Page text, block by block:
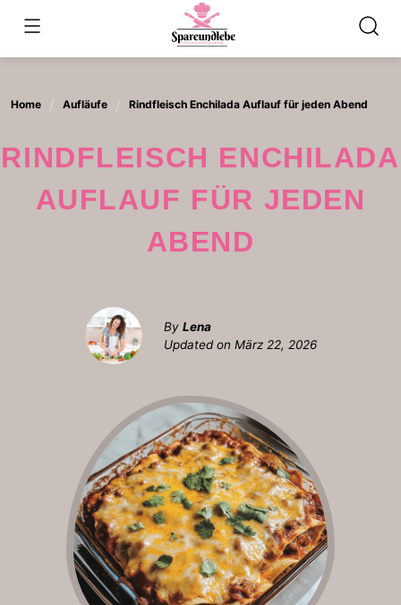
content
Home Aufläufe Rindfleisch Enchilada Auflauf für jeden Abend
RINDFLEISCH ENCHILADA
AUFLAUF FÜR JEDEN
ABEND
By Lena
Updated on März 22, 2026